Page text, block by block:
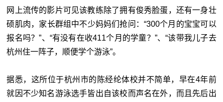
网上流传的影片可见该教练除了拥有俊秀脸蛋，还有一身壮
硕肌肉，家长群组中不少妈妈们抢问：“300个月的宝宝可以
报名吗？”、“有没有在收411个月的学童？”、“该带我儿子去
杭州住一阵子，顺便学个游泳”。
据悉，这所位于杭州市的陈经纶体校并不简单，早在4年前
就因不少知名游泳选手皆出自该校而声名在外，而且先后出